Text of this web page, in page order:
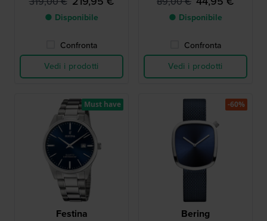
● Disponibile
Confronta
Vedi i prodotti
● Disponibile
Confronta
Vedi i prodotti
Festina
Must have
Bering
-60%